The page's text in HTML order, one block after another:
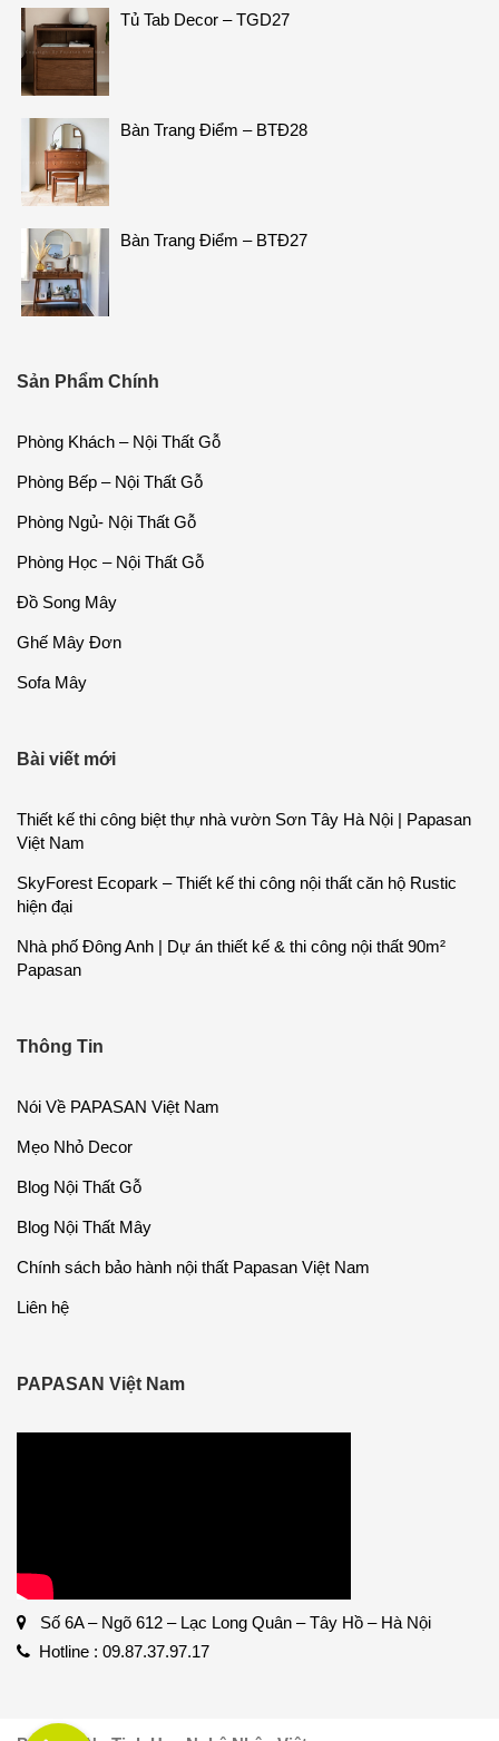
Tủ Tab Decor – TGD27
Bàn Trang Điểm – BTĐ28
Bàn Trang Điểm – BTĐ27
Sản Phẩm Chính
Phòng Khách – Nội Thất Gỗ
Phòng Bếp – Nội Thất Gỗ
Phòng Ngủ- Nội Thất Gỗ
Phòng Học – Nội Thất Gỗ
Đồ Song Mây
Ghế Mây Đơn
Sofa Mây
Bài viết mới
Thiết kế thi công biệt thự nhà vườn Sơn Tây Hà Nội | Papasan
Việt Nam
SkyForest Ecopark – Thiết kế thi công nội thất căn hộ Rustic
hiện đại
Nhà phố Đông Anh | Dự án thiết kế & thi công nội thất 90m²
Papasan
Thông Tin
Nói Về PAPASAN Việt Nam
Mẹo Nhỏ Decor
Blog Nội Thất Gỗ
Blog Nội Thất Mây
Chính sách bảo hành nội thất Papasan Việt Nam
Liên hệ
PAPASAN Việt Nam
Số 6A – Ngõ 612 – Lạc Long Quân – Tây Hồ – Hà Nội
Hotline : 09.87.37.97.17